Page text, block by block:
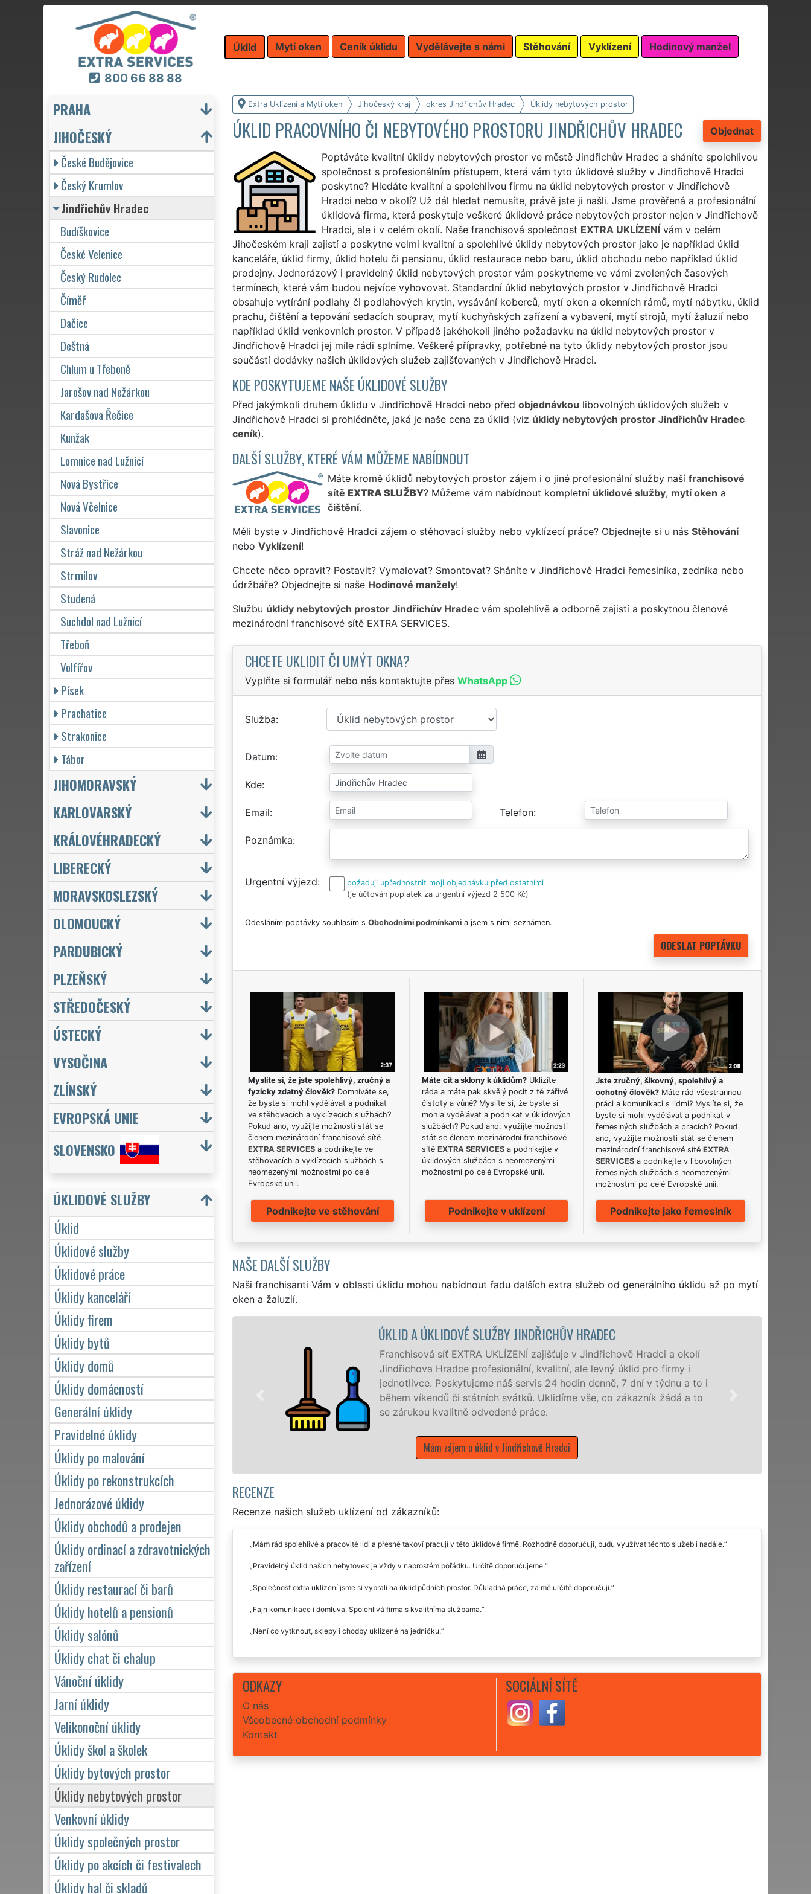
800 66 88 88
Úklid Mytí oken Ceník úklidu Vydělávejte s námi Stěhování Vyklízení Hodinový manžel
Extra Uklízení a Mytí oken Jihočeský kraj okres Jindřichův Hradec Úklidy nebytových prostor
Objednat
ÚKLID PRACOVNÍHO ČI NEBYTOVÉHO PROSTORU JINDŘICHŮV HRADEC
Poptáváte kvalitní úklidy nebytových prostor ve městě Jindřichův Hradec a sháníte spolehlivou
společnost s profesionálním přístupem, která vám tyto úklidové služby v Jindřichově Hradci
poskytne? Hledáte kvalitní a spolehlivou firmu na úklid nebytových prostor v Jindřichově
Hradci nebo v okolí? Už dál hledat nemusíte, právě jste ji našli. Jsme prověřená a profesionální
úklidová firma, která poskytuje veškeré úklidové práce nebytových prostor nejen v Jindřichově
Hradci, ale i v celém okolí. Naše franchisová společnost EXTRA UKLÍZENÍvám v celém
Jihočeském kraji zajistí a poskytne velmi kvalitní a spolehlivé úklidy nebytových prostor jako je například úklid
kanceláře, úklid firmy, úklid hotelu či pensionu, úklid restaurace nebo baru, úklid obchodu nebo například úklid
prodejny. Jednorázový i pravidelný úklid nebytových prostor vám poskytneme ve vámi zvolených časových
termínech, které vám budou nejvíce vyhovovat. Standardní úklid nebytových prostor v Jindřichově Hradci
obsahuje vytírání podlahy či podlahových krytin, vysávání koberců, mytí oken a okenních rámů, mytí nábytku, úklid
prachu, čištění a tepování sedacích souprav, mytí kuchyňských zařízení a vybavení, mytí strojů, mytí žaluzií nebo
například úklid venkovních prostor. V případě jakéhokoli jiného požadavku na úklid nebytových prostor v
Jindřichově Hradci jej mile rádi splníme. Veškeré přípravky, potřebné na tyto úklidy nebytových prostor jsou
součástí dodávky našich úklidových služeb zajišťovaných v Jindřichově Hradci.
KDE POSKYTUJEME NAŠE ÚKLIDOVÉ SLUŽBY
Před jakýmkoli druhem úklidu v Jindřichově Hradci nebo před objednávkou libovolných úklidových služeb v
Jindřichově Hradci si prohlédněte, jaká je naše cena za úklid (viz úklidy nebytových prostor Jindřichův Hradec
ceník).
DALŠÍ SLUŽBY, KTERÉ VÁM MŮŽEME NABÍDNOUT
Máte kromě úklidů nebytových prostor zájem i o jiné profesionální služby naší franchisové
sítě EXTRA SLUŽBY? Můžeme vám nabídnout kompletní úklidové služby, mytí oken a
čištění.
Měli byste v Jindřichově Hradci zájem o stěhovací služby nebo vyklízecí práce? Objednejte si u nás Stěhování
nebo Vyklízení!
Chcete něco opravit? Postavit? Vymalovat? Smontovat? Sháníte v Jindřichově Hradci řemeslníka, zedníka nebo
údržbáře? Objednejte si naše Hodinové manžely!
Službu úklidy nebytových prostor Jindřichův Hradecvám spolehlivě a odborně zajistí a poskytnou členové
mezinárodní franchisové sítě EXTRA SERVICES.
CHCETE UKLIDIT ČI UMÝT OKNA?
Vyplňte si formulář nebo nás kontaktujte přes WhatsApp
Služba
Datum
Kde
Email Telefon
Poznámka
Urgentní výjezd
požaduji upřednostnit moji objednávku před ostatními
(je účtován poplatek za urgentní výjezd 2 500 Kč)
Odesláním poptávky souhlasím s Obchodními podmínkamia jsem s nimi seznámen.
Myslíte si, že jste spolehlivý, zručný a
fyzicky zdatný člověk?Domníváte se,
že byste si mohl vydělávat a podnikat
ve stěhovacích a vyklízecích službách?
Pokud ano, využijte možnosti stát se
členem mezinárodní franchisové sítě
EXTRA SERVICESa podnikejte ve
stěhovacích a vyklízecích službách s
neomezenými možnostmi po celé
Evropské unii.
Podnikejte ve stěhování
Máte cit a sklony k úklidům?Uklízíte
ráda a máte pak skvělý pocit z té zářivé
čistoty a vůně? Myslíte si, že byste si
mohla vydělávat a podnikat v úklidových
službách? Pokud ano, využijte možnosti
stát se členem mezinárodní franchisové
sítě EXTRA SERVICESa podnikejte v
úklidových službách s neomezenými
možnostmi po celé Evropské unii.
Podnikejte v uklízení
Jste zručný, šikovný, spolehlivý a
ochotný člověk? Máte rád všestrannou
práci a komunikaci s lidmi? Myslíte si, že
byste si mohl vydělávat a podnikat v
řemeslných službách a pracích? Pokud
ano, využijte možnosti stát se členem
mezinárodní franchisové sítěEXTRA
SERVICES a podnikejte v libovolných
řemeslných službách s neomezenými
možnostmi po celé Evropské unii.
Podnikejte jako řemeslník
NAŠE DALŠÍ SLUŽBY
Naši franchisanti Vám v oblasti úklidu mohou nabídnout řadu dalších extra služeb od generálního úklidu až po mytí
oken a žaluzií.
ÚKLID A ÚKLIDOVÉ SLUŽBY JINDŘICHŮV HRADEC
Franchisová síť EXTRA UKLÍZENÍ zajišťuje v Jindřichově Hradci a okolí
Jindřichova Hradce profesionální, kvalitní, ale levný úklid pro firmy i
jednotlivce. Poskytujeme náš servis 24 hodin denně, 7 dní v týdnu a to i
během víkendů či státních svátků. Uklidíme vše, co zákazník žádá a to
se zárukou kvalitně odvedené práce.
Mám zájem o úklid v Jindřichově Hradci
ÚKLIDOVÁ SLUŽBA A ČINNOSTI
Naše společnost EXTRA UKLÍZENÍ
veškeré profesionální úklidové služby
služby nabízíme pro všechny obchodní
domácnosti v celém Jihočeském kraji s
RECENZE
Recenze našich služeb uklízení od zákazníků:
Mám rád spolehlivé a pracovité lidi a přesně takoví pracují v této úklidové firmě. Rozhodně doporučuji, budu využívat těchto služeb i nadále.
Pravidelný úklid našich nebytovek je vždy v naprostém pořádku. Určitě doporučujeme.
Společnost extra uklízení jsme si vybrali na úklid půdních prostor. Důkladná práce, za mě určitě doporučuji.
Fajn komunikace i domluva. Spolehlivá firma s kvalitníma službama.
Není co vytknout, sklepy i chodby uklizené na jedničku.
ODKAZY
O nás
Všeobecné obchodní podmínky
Kontakt
SOCIÁLNÍ SÍTĚ
PRAHA
JIHOČESKÝ
České Budějovice
Český Krumlov
Jindřichův Hradec
Budíškovice
České Velenice
Český Rudolec
Číměř
Dačice
Deštná
Chlum u Třeboně
Jarošov nad Nežárkou
Kardašova Řečice
Kunžak
Lomnice nad Lužnicí
Nová Bystřice
Nová Včelnice
Slavonice
Stráž nad Nežárkou
Strmilov
Studená
Suchdol nad Lužnicí
Třeboň
Volfířov
Písek
Prachatice
Strakonice
Tábor
JIHOMORAVSKÝ
KARLOVARSKÝ
KRÁLOVÉHRADECKÝ
LIBERECKÝ
MORAVSKOSLEZSKÝ
OLOMOUCKÝ
PARDUBICKÝ
PLZEŇSKÝ
STŘEDOČESKÝ
ÚSTECKÝ
VYSOČINA
ZLÍNSKÝ
EVROPSKÁ UNIE
SLOVENSKO
ÚKLIDOVÉ SLUŽBY
Úklid
Úklidové služby
Úklidové práce
Úklidy kanceláří
Úklidy firem
Úklidy bytů
Úklidy domů
Úklidy domácností
Generální úklidy
Pravidelné úklidy
Úklidy po malování
Úklidy po rekonstrukcích
Jednorázové úklidy
Úklidy obchodů a prodejen
Úklidy ordinací a zdravotnických
zařízení
Úklidy restaurací či barů
Úklidy hotelů a pensionů
Úklidy salónů
Úklidy chat či chalup
Vánoční úklidy
Jarní úklidy
Velikonoční úklidy
Úklidy škol a školek
Úklidy bytových prostor
Úklidy nebytových prostor
Venkovní úklidy
Úklidy společných prostor
Úklidy po akcích či festivalech
Úklidy hal či skladů